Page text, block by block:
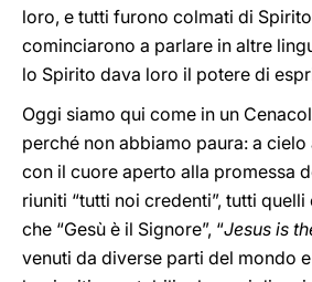
loro, e tutti furono colmati di
cominciarono a parlare in altre
lo Spirito dava loro il potere di
Oggi siamo qui come in un
perché non abbiamo paura: a cielo
con il cuore aperto alla promessa
riuniti “tutti noi credenti”, tutti
che “Gesù è il Signore”, “Jesus is
venuti da diverse parti del mondo